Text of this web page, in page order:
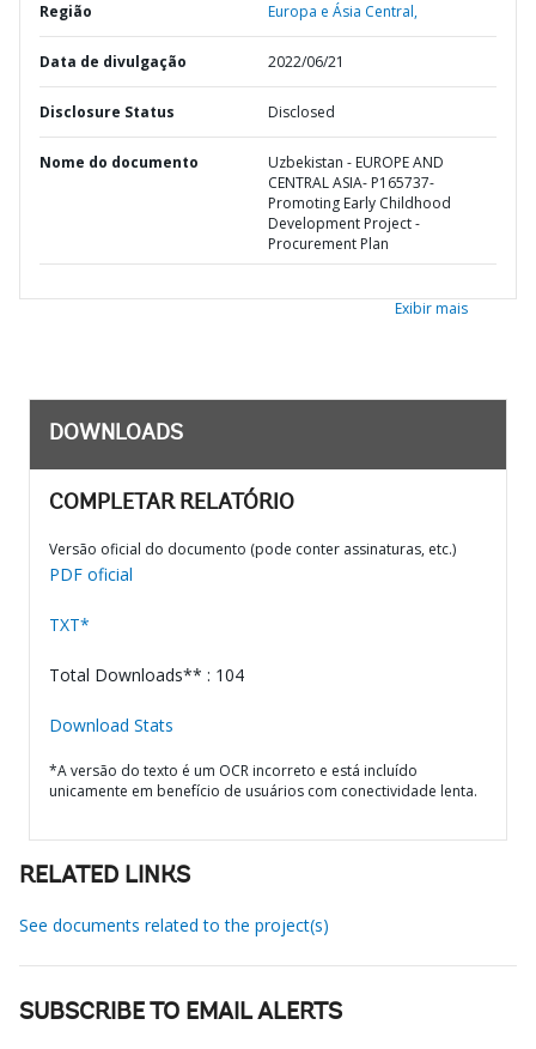
Região Europa e Ásia Central,
Data de divulgação 2022/06/21
Disclosure Status Disclosed
Nome do documento
Uzbekistan - EUROPE AND
CENTRAL ASIA- P165737-
Promoting Early Childhood
Development Project -
Procurement Plan
Exibir mais
DOWNLOADS
COMPLETAR RELATÓRIO
Versão oficial do documento (pode conter assinaturas, etc.)
PDF oficial
TXT*
Total Downloads** : 104
Download Stats
*A versão do texto é um OCR incorreto e está incluído
unicamente em benefício de usuários com conectividade lenta.
RELATED LINKS
See documents related to the project(s)
SUBSCRIBE TO EMAIL ALERTS